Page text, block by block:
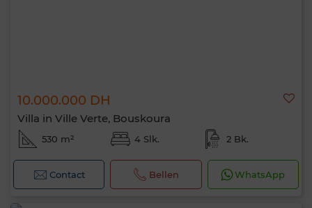
10.000.000 DH
Villa in Ville Verte, Bouskoura
530 m² 4 Slk. 2 Bk.
Contact Bellen WhatsApp